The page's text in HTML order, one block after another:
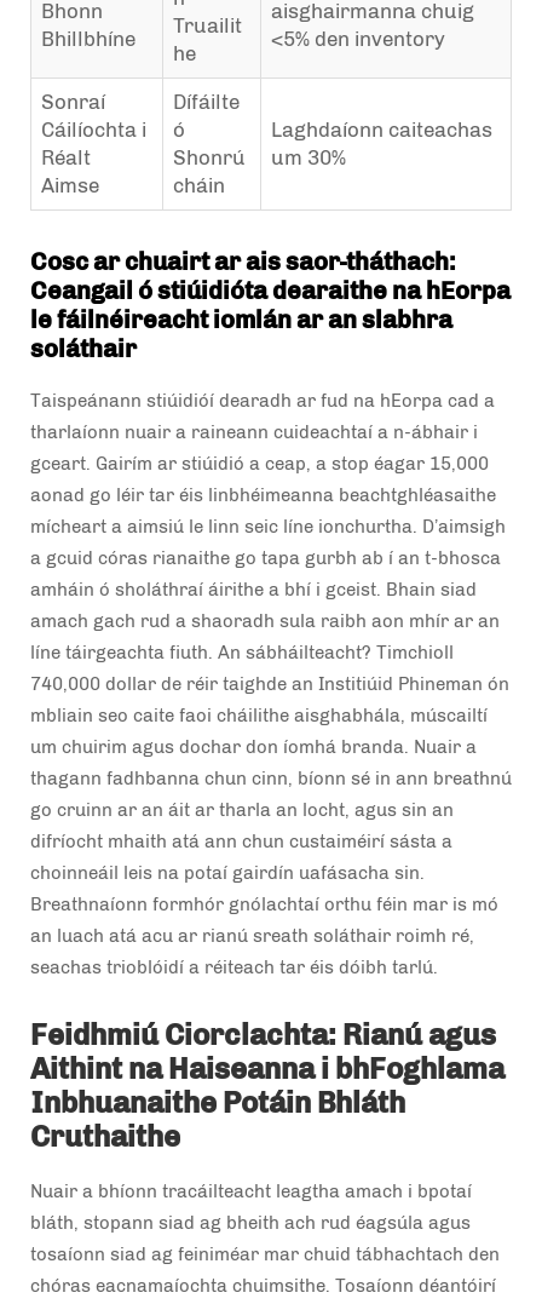
Bhonn
Bhillbhíne
Truailit
he
aisghairmanna chuig
<5% den inventory
Sonraí
Cáilíochta i
Réalt
Aimse
Dífáilte
ó
Shonrú
cháin
Laghdaíonn caiteachas
um 30%
Cosc ar chuairt ar ais saor-tháthach:
Ceangail ó stiúidióta dearaithe na hEorpa
le fáilnéireacht iomlán ar an slabhra
soláthair
Taispeánann stiúidióí dearadh ar fud na hEorpa cad a
tharlaíonn nuair a raineann cuideachtaí a n-ábhair i
gceart. Gairím ar stiúidió a ceap, a stop éagar 15,000
aonad go léir tar éis linbhéimeanna beachtghléasaithe
mícheart a aimsiú le linn seic líne ionchurtha. D’aimsigh
a gcuid córas rianaithe go tapa gurbh ab í an t-bhosca
amháin ó sholáthraí áirithe a bhí i gceist. Bhain siad
amach gach rud a shaoradh sula raibh aon mhír ar an
líne táirgeachta fiuth. An sábháilteacht? Timchioll
740,000 dollar de réir taighde an Institiúid Phineman ón
mbliain seo caite faoi cháilithe aisghabhála, múscailtí
um chuirim agus dochar don íomhá branda. Nuair a
thagann fadhbanna chun cinn, bíonn sé in ann breathnú
go cruinn ar an áit ar tharla an locht, agus sin an
difríocht mhaith atá ann chun custaiméirí sásta a
choinneáil leis na potaí gairdín uafásacha sin.
Breathnaíonn formhór gnólachtaí orthu féin mar is mó
an luach atá acu ar rianú sreath soláthair roimh ré,
seachas trioblóidí a réiteach tar éis dóibh tarlú.
Feidhmiú Ciorclachta: Rianú agus
Aithint na Haiseanna i bhFoghlama
Inbhuanaithe Potáin Bhláth
Cruthaithe
Nuair a bhíonn tracáilteacht leagtha amach i bpotaí
bláth, stopann siad ag bheith ach rud éagsúla agus
tosaíonn siad ag feiniméar mar chuid tábhachtach den
chóras eacnamaíochta chuimsithe. Tosaíonn déantóirí